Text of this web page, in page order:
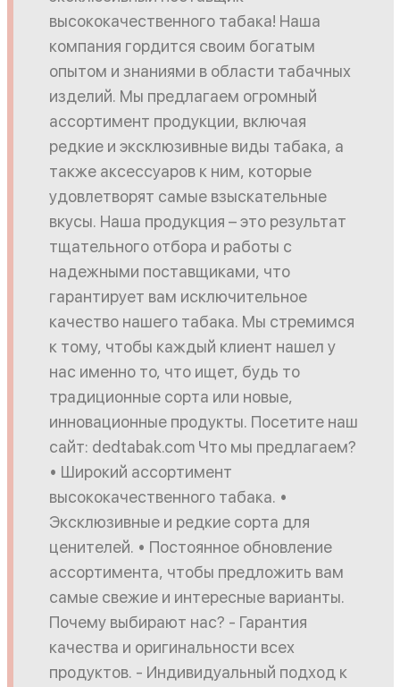
высококачественного табака! Наша
компания гордится своим богатым
опытом и знаниями в области табачных
изделий. Мы предлагаем огромный
ассортимент продукции, включая
редкие и эксклюзивные виды табака, а
также аксессуаров к ним, которые
удовлетворят самые взыскательные
вкусы. Наша продукция – это результат
тщательного отбора и работы с
надежными поставщиками, что
гарантирует вам исключительное
качество нашего табака. Мы стремимся
к тому, чтобы каждый клиент нашел у
нас именно то, что ищет, будь то
традиционные сорта или новые,
инновационные продукты. Посетите наш
сайт: dedtabak.com Что мы предлагаем?
• Широкий ассортимент
высококачественного табака. •
Эксклюзивные и редкие сорта для
ценителей. • Постоянное обновление
ассортимента, чтобы предложить вам
самые свежие и интересные варианты.
Почему выбирают нас? - Гарантия
качества и оригинальности всех
продуктов. - Индивидуальный подход к